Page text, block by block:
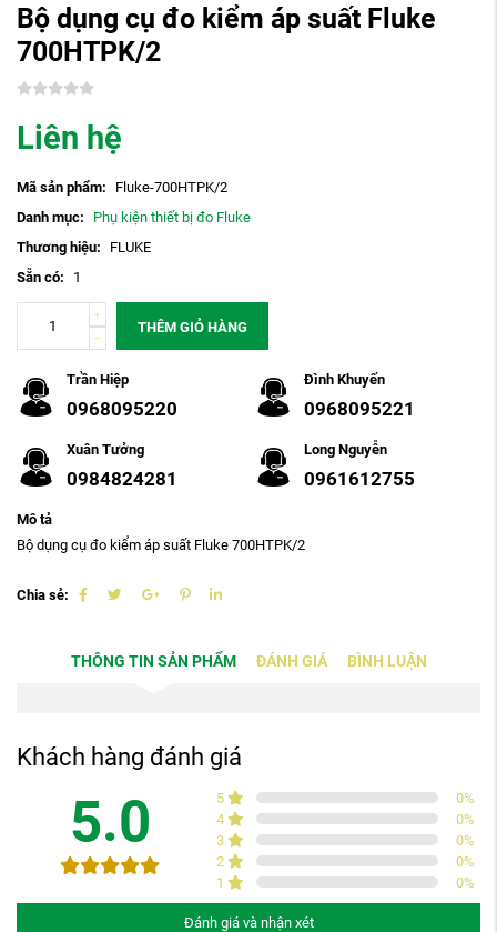
Bộ dụng cụ đo kiểm áp suất Fluke
700HTPK/2
Liên hệ
Mã sản phẩm:
Fluke-700HTPK/2
Danh mục:
Phụ kiện thiết bị đo Fluke
Thương hiệu:
FLUKE
Sẵn có:
1
THÊM GIỎ HÀNG
Trần Hiệp
0968095220
Đình Khuyến
0968095221
Xuân Tưởng
0984824281
Long Nguyễn
0961612755
Mô tả
Bộ dụng cụ đo kiểm áp suất Fluke 700HTPK/2
Chia sẻ:
THÔNG TIN SẢN PHẨM ĐÁNH GIÁ BÌNH LUẬN
Khách hàng đánh giá
5.0 5 0%
4
0%
3
0%
2
0%
1
0%
Đánh giá và nhận xét